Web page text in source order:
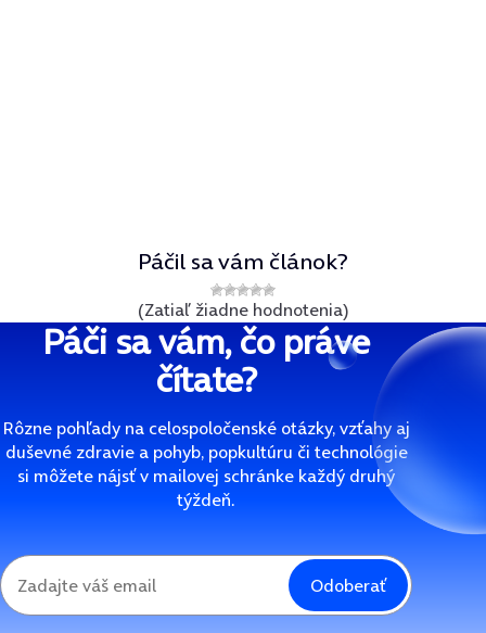
Páčil sa vám článok?
(Zatiaľ žiadne hodnotenia)
Páči sa vám, čo práve
čítate?
Rôzne pohľady na celospoločenské otázky, vzťahy aj
duševné zdravie a pohyb, popkultúru či technológie
si môžete nájsť v mailovej schránke každý druhý
týždeň.
Odoberať